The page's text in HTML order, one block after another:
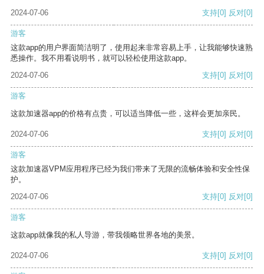
2024-07-06
支持[0] 反对[0]
游客
这款app的用户界面简洁明了，使用起来非常容易上手，让我能够快速熟
悉操作。我不用看说明书，就可以轻松使用这款app。
2024-07-06
支持[0] 反对[0]
游客
这款加速器app的价格有点贵，可以适当降低一些，这样会更加亲民。
2024-07-06 支持[0] 反对[0]
游客
这款加速器VPM应用程序已经为我们带来了无限的流畅体验和安全性保
护。
2024-07-06
支持[0] 反对[0]
游客
这款app就像我的私人导游，带我领略世界各地的美景。
2024-07-06 支持[0] 反对[0]